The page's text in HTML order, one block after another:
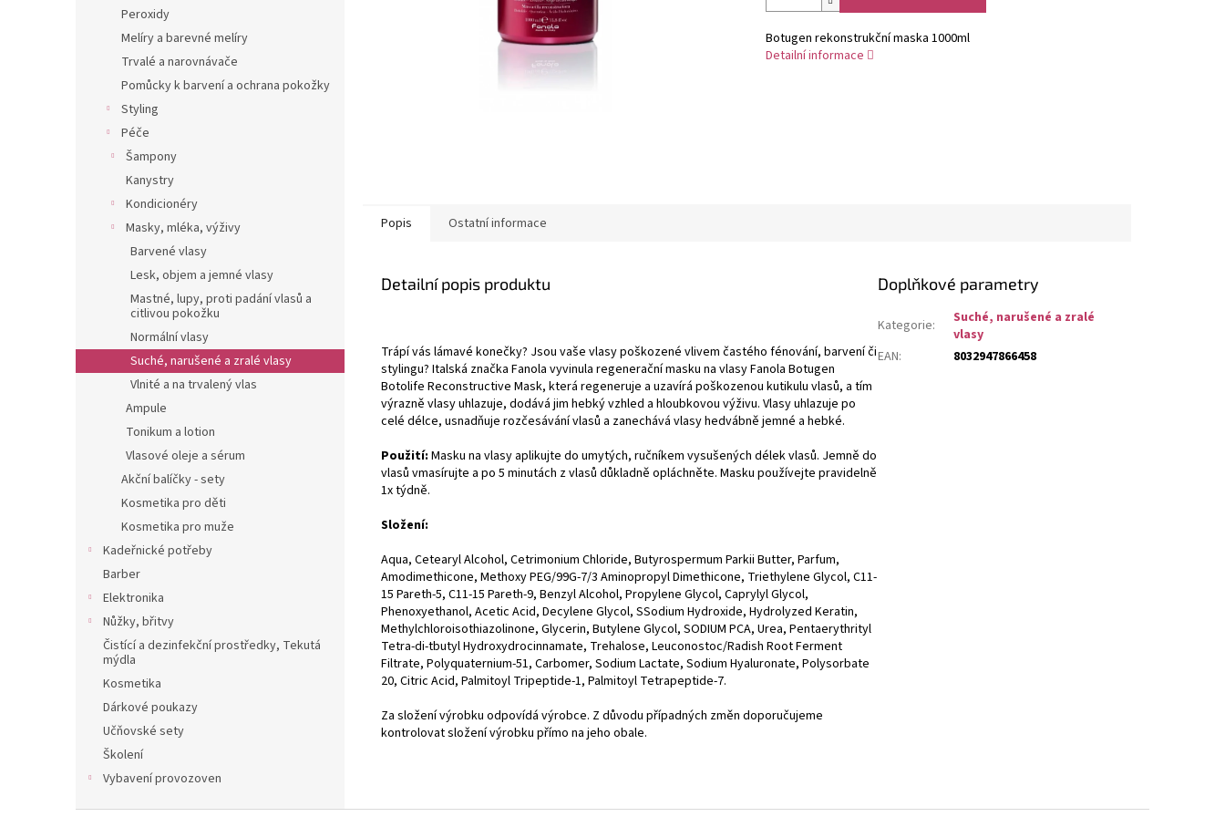
Peroxidy
Melíry a barevné melíry
Trvalé a narovnávače
Pomůcky k barvení a ochrana pokožky
Styling
Péče
Šampony
Kanystry
Kondicionéry
Masky, mléka, výživy
Barvené vlasy
Lesk, objem a jemné vlasy
Mastné, lupy, proti padání vlasů a
citlivou pokožku
Normální vlasy
Suché, narušené a zralé vlasy
Vlnité a na trvalený vlas
Ampule
Tonikum a lotion
Vlasové oleje a sérum
Akční balíčky - sety
Kosmetika pro děti
Kosmetika pro muže
Kadeřnické potřeby
Barber
Elektronika
Nůžky, břitvy
Čistící a dezinfekční prostředky, Tekutá
mýdla
Kosmetika
Dárkové poukazy
Učňovské sety
Školení
Vybavení provozoven
Botugen rekonstrukční maska 1000ml
Detailní informace
Popis Ostatní informace
Detailní popis produktu
Trápí vás lámavé konečky? Jsou vaše vlasy poškozené vlivem častého fénování, barvení či
stylingu? Italská značka Fanola vyvinula regenerační masku na vlasy Fanola Botugen
Botolife Reconstructive Mask, která regeneruje a uzavírá poškozenou kutikulu vlasů, a tím
výrazně vlasy uhlazuje, dodává jim hebký vzhled a hloubkovou výživu. Vlasy uhlazuje po
celé délce, usnadňuje rozčesávání vlasů a zanechává vlasy hedvábně jemné a hebké.
Použití: Masku na vlasy aplikujte do umytých, ručníkem vysušených délek vlasů. Jemně do
vlasů vmasírujte a po 5 minutách z vlasů důkladně opláchněte. Masku používejte pravidelně
1x týdně.
Složení:
Aqua, Cetearyl Alcohol, Cetrimonium Chloride, Butyrospermum Parkii Butter, Parfum,
Amodimethicone, Methoxy PEG/99G-7/3 Aminopropyl Dimethicone, Triethylene Glycol, C11-
15 Pareth-5, C11-15 Pareth-9, Benzyl Alcohol, Propylene Glycol, Caprylyl Glycol,
Phenoxyethanol, Acetic Acid, Decylene Glycol, SSodium Hydroxide, Hydrolyzed Keratin,
Methylchloroisothiazolinone, Glycerin, Butylene Glycol, SODIUM PCA, Urea, Pentaerythrityl
Tetra-di-tbutyl Hydroxydrocinnamate, Trehalose, Leuconostoc/Radish Root Ferment
Filtrate, Polyquaternium-51, Carbomer, Sodium Lactate, Sodium Hyaluronate, Polysorbate
20, Citric Acid, Palmitoyl Tripeptide-1, Palmitoyl Tetrapeptide-7.
Za složení výrobku odpovídá výrobce. Z důvodu případných změn doporučujeme
kontrolovat složení výrobku přímo na jeho obale.
Doplňkové parametry
Kategorie:
Suché, narušené a zralé
vlasy
EAN: 8032947866458